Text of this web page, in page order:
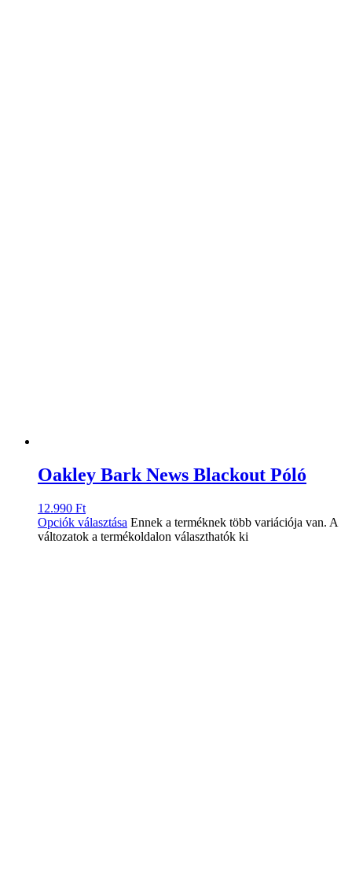
Oakley Bark News Blackout Póló
12.990 Ft
Opciók választása Ennek a terméknek több variációja van. A
változatok a termékoldalon választhatók ki